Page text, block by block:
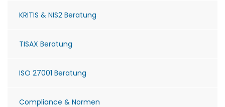
KRITIS & NIS2 Beratung
TISAX Beratung
ISO 27001 Beratung
Compliance & Normen